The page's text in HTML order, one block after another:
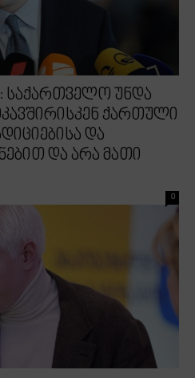
საქართველო უნდა
ქართული
და
და არა მათი
0